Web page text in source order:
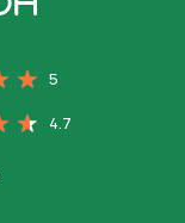
5
4.7